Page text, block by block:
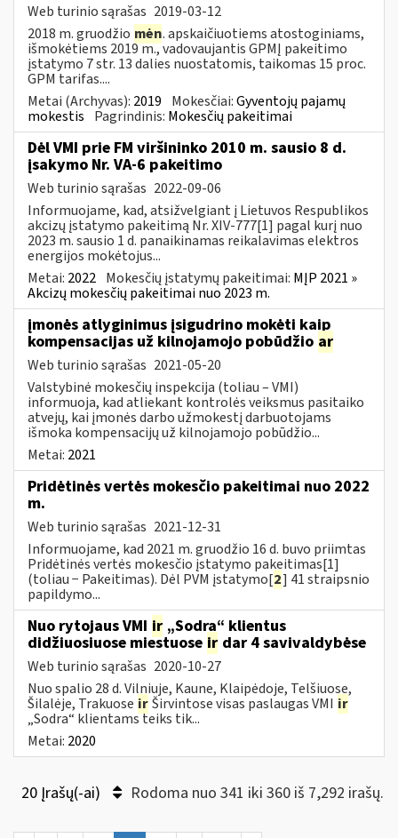
Web turinio sąrašas 2019-03-12
2018 m. gruodžio mėn. apskaičiuotiems atostoginiams,
išmokėtiems 2019 m., vadovaujantis GPMĮ pakeitimo
įstatymo 7 str. 13 dalies nuostatomis, taikomas 15 proc.
GPM tarifas....
Metai (Archyvas): 2019 Mokesčiai:Gyventojų pajamų
mokestis Pagrindinis: Mokesčių pakeitimai
Dėl VMI prie FM viršininko 2010 m. sausio 8 d.
įsakymo Nr. VA-6 pakeitimo
Web turinio sąrašas 2022-09-06
Informuojame, kad, atsižvelgiant į Lietuvos Respublikos
akcizų įstatymo pakeitimą Nr. XIV-777[1] pagal kurį nuo
2023 m. sausio 1 d. panaikinamas reikalavimas elektros
energijos mokėtojus...
Metai: 2022 Mokesčių įstatymų pakeitimai: MĮP 2021 »
Akcizų mokesčių pakeitimai nuo 2023 m.
įmonės atlyginimus įsigudrino mokėti kaip
kompensacijas už kilnojamojo pobūdžio ar
Web turinio sąrašas 2021-05-20
Valstybinė mokesčių inspekcija (toliau – VMI)
informuoja, kad atliekant kontrolės veiksmus pasitaiko
atvejų, kai įmonės darbo užmokestį darbuotojams
išmoka kompensacijų už kilnojamojo pobūdžio...
Metai: 2021
Pridėtinės vertės mokesčio pakeitimai nuo 2022
m.
Web turinio sąrašas 2021-12-31
Informuojame, kad 2021 m. gruodžio 16 d. buvo priimtas
Pridėtinės vertės mokesčio įstatymo pakeitimas[1]
(toliau − Pakeitimas). Dėl PVM įstatymo[2] 41 straipsnio
papildymo...
Nuo rytojaus VMI ir „Sodra“ klientus
didžiuosiuose miestuose ir dar 4 savivaldybėse
Web turinio sąrašas 2020-10-27
Nuo spalio 28 d. Vilniuje, Kaune, Klaipėdoje, Telšiuose,
Šilalėje, Trakuose irŠirvintose visas paslaugas VMI ir
„Sodra“ klientams teiks tik...
Metai: 2020
20 Įrašų(-ai) Rodoma nuo 341 iki 360 iš 7,292 irašų.